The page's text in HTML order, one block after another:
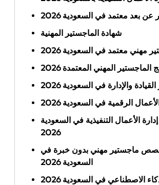
عن بعد معتمد في السعودية 2026
شهادة الماجستير المهنية
مهني معتمد في السعودية 2026
المهني المعتمدة 2026
والإدارة في السعودية 2026
الرقمية في السعودية 2026
الأعمال التنفيذية في السعودية
2026
ماجستير مهني بدون خبرة في
السعودية 2026
الاصطناعي في السعودية 2026